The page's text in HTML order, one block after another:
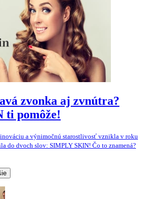
zvonka aj zvnútra?
ti pomôže!
a výnimočnú starostlivosť vznikla v roku
do dvoch slov: SIMPLY SKIN! Čo to znamená?